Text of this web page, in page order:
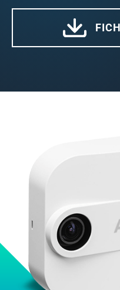
Études de cas